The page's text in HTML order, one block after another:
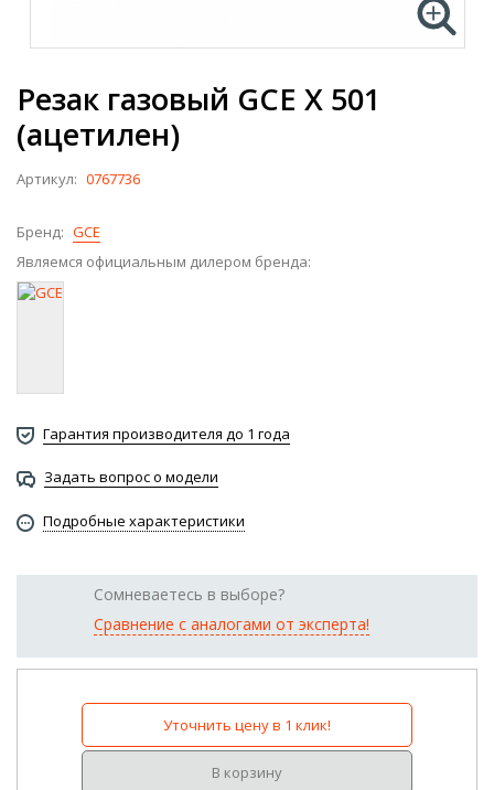
Резак газовый GCE X 501
(ацетилен)
Артикул: 0767736
Бренд: GCE
Являемся официальным дилером бренда:
Гарантия производителя до 1 года
Задать вопрос о модели
Подробные характеристики
Сомневаетесь в выборе?
Сравнение с аналогами от эксперта!
Уточнить цену в 1 клик!
В корзину